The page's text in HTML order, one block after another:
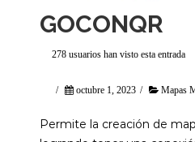
GOCONQR
278 usuarios han visto esta entrada
/ octubre 1, 2023 / Mapas
Permite la creación de